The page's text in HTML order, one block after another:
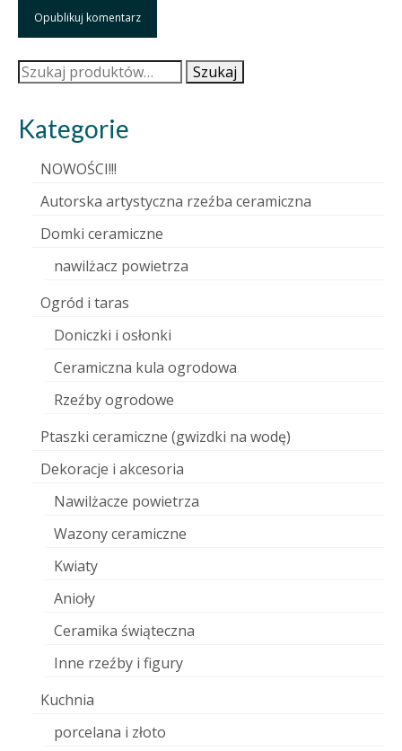
Szukaj: Szukaj
Kategorie
NOWOŚCI!!!
Autorska artystyczna rzeźba ceramiczna
Domki ceramiczne
nawilżacz powietrza
Ogród i taras
Doniczki i osłonki
Ceramiczna kula ogrodowa
Rzeźby ogrodowe
Ptaszki ceramiczne (gwizdki na wodę)
Dekoracje i akcesoria
Nawilżacze powietrza
Wazony ceramiczne
Kwiaty
Anioły
Ceramika świąteczna
Inne rzeźby i figury
Kuchnia
porcelana i złoto